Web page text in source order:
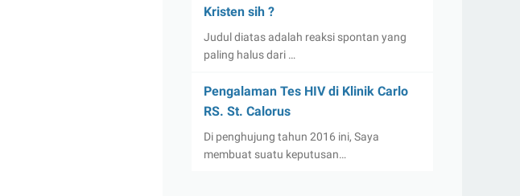
Kristen sih ?
Judul diatas adalah reaksi spontan yang
paling halus dari …
Pengalaman Tes HIV di Klinik Carlo
RS. St. Calorus
Di penghujung tahun 2016 ini, Saya
membuat suatu keputusan…